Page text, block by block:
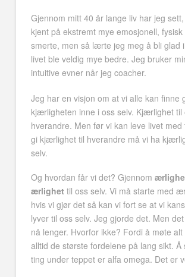
Gjennom mitt 40 år lange liv har jeg
kjent på ekstremt mye emosjonell, fysisk
smerte, men så lærte jeg meg å bli glad
livet ble veldig mye bedre. Jeg bruker
intuitive evner når jeg coacher.
Jeg har en visjon om at vi alle kan finne
kjærligheten inne i oss selv. Kjærlighet til
hverandre. Men før vi kan leve livet med
gi kjærlighet til hverandre må vi ha
selv.
Og hvordan får vi det? Gjennom
ærlighet til oss selv. Vi må starte med
hvis vi gjør det så kan vi fort se at vi
lyver til oss selv. Jeg gjorde det. Men
nå lenger. Hvorfor ikke? Fordi å møte alt
alltid de største fordelene på lang sikt. Å
ting under teppet er alfa omega. Det er